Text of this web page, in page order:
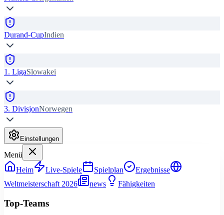
Durand-CupIndien
1. LigaSlowakei
3. DivisjonNorwegen
Einstellungen
Menü
Heim
Live-Spiele Spielplan
Ergebnisse
Weltmeisterschaft 2026
news Fähigkeiten
Top-Teams